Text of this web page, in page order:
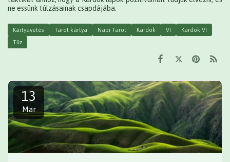
ne essünk túlzásainak csapdájába.
Kártyavetés Tarot kártya Napi Tarot Kardok VI
Kardok VI
Tűz
13
Mar